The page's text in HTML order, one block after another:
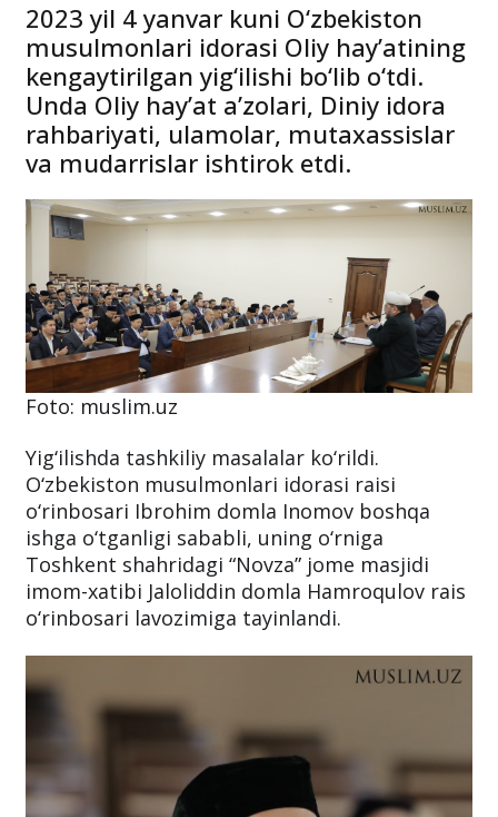
2023 yil 4 yanvar kuni O‘zbekiston
musulmonlari idorasi Oliy hay’atining
kengaytirilgan yig‘ilishi bo‘lib o‘tdi.
Unda Oliy hay’at a’zolari, Diniy idora
rahbariyati, ulamolar, mutaxassislar
va mudarrislar ishtirok etdi.
Foto: muslim.uz
Yig‘ilishda tashkiliy masalalar ko‘rildi.
O‘zbekiston musulmonlari idorasi raisi
o‘rinbosari Ibrohim domla Inomov boshqa
ishga o‘tganligi sababli, uning o‘rniga
Toshkent shahridagi “Novza” jome masjidi
imom-xatibi Jaloliddin domla Hamroqulov rais
o‘rinbosari lavozimiga tayinlandi.